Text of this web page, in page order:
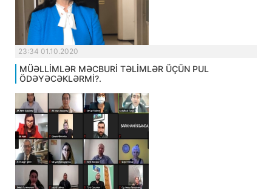
23:34 01.10.2020
MÜƏLLİMLƏR MƏCBURİ TƏLİMLƏR ÜÇÜN PUL
ÖDƏYƏCƏKLƏRMİ?.